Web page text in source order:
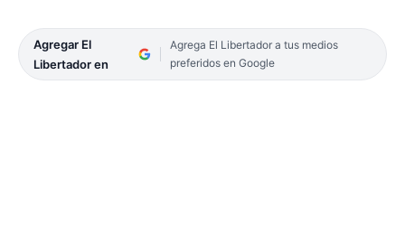
Agregar El
Libertador en
Agrega El Libertador a tus medios
preferidos en Google